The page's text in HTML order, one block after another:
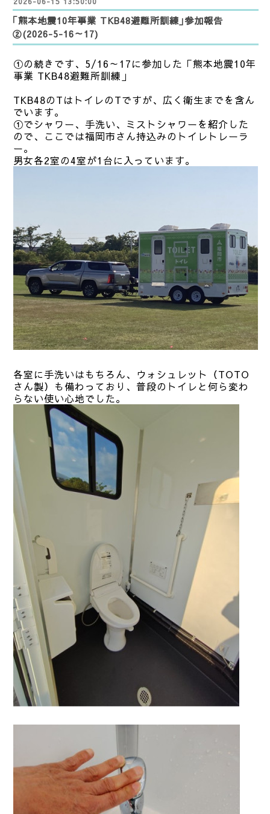
｢熊本地震10年事業 TKB48避難所訓練｣参加報告
②(2026-5-16～17)
①の続きです、5/16～17に参加した「熊本地震10年
事業 TKB48避難所訓練」
TKB48のTはトイレのTですが、広く衛生までを含ん
でいます。
①でシャワー、手洗い、ミストシャワーを紹介した
ので、ここでは福岡市さん持込みのトイレトレーラ
ー。
男女各2室の4室が1台に入っています。
各室に手洗いはもちろん、ウォシュレット（TOTO
さん製）も備わっており、普段のトイレと何ら変わ
らない使い心地でした。